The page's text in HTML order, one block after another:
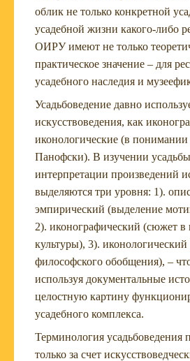
облик не только конкретной
усадебной жизни какого-либо
ОИРУ имеют не только
практическое значение – для
усадебного наследия и
Усадьбоведение давно
искусствоведения, как
иконологические (в
Панофски). В изучении
интерпретации произведений
выделяются три уровня: 1).
эмпирический (выделение
2). иконографический (сюжет в
культуры), 3). иконологический
философского обобщения), –
используя документальные
целостную картину
усадебного комплекса.
Терминология усадьбоведения
только за счет